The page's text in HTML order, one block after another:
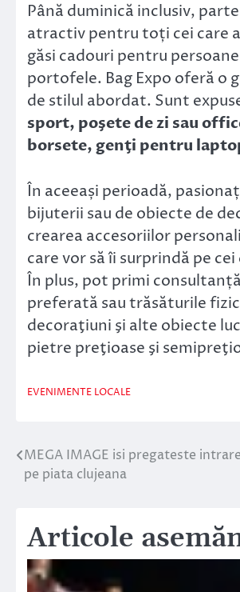
Până duminică inclusiv,
atractiv pentru toți cei care
găsi cadouri pentru
portofele. Bag Expo oferă o
de stilul abordat. Sunt
sport, poşete de zi sau
borsete, genţi pentru
În aceeași perioadă,
bijuterii sau de obiecte de
crearea accesoriilor
care vor să îi surprindă pe
În plus, pot primi
preferată sau trăsăturile
decoraţiuni şi alte obiecte
pietre preţioase şi
EVENIMENTE LOCALE
Navigare
în
MEGA IMAGE isi pregateste
pe piata clujeana
Articole